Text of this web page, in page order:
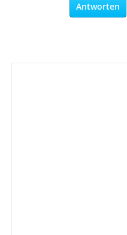
Antworten